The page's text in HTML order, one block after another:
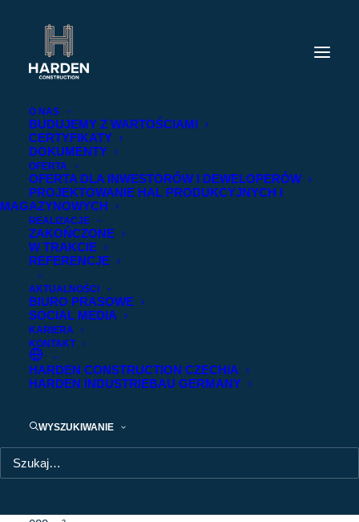
O NAS
BUDUJEMY Z WARTOŚCIAMI
CERTYFIKATY
DOKUMENTY
OFERTA
OFERTA DLA INWESTORÓW I DEWELOPERÓW
PROJEKTOWANIE HAL PRODUKCYJNYCH I
MAGAZYNOWYCH
REALIZACJE
ZAKOŃCZONE
W TRAKCIE
REFERENCJE
AKTUALNOŚCI
BIURO PRASOWE
SOCIAL MEDIA
KARIERA
KONTAKT
HARDEN CONSTRUCTION CZECHIA
HARDEN INDUSTRIEBAU GERMANY
WYSZUKIWANIE
Do portfolio naszych zakończonych projektów dołącza
kolejna realizacja – Panattoni Park Poznań XII w